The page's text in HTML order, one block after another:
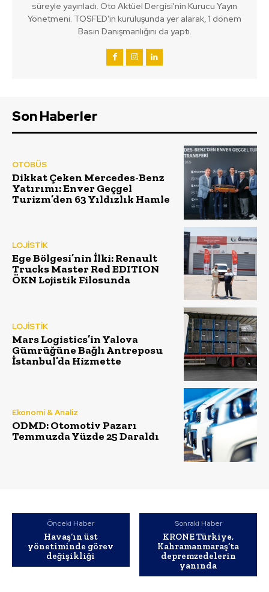
süreyle yayınladı. Oto Aktüel Dergisi'nin Kurucu Yayın
Yönetmeni. TOSFED'in kuruluşunda yer alarak, 1 dönem
Basın Danışmanlığını da yaptı.
Son Haberler
OTOBÜS
Dikkat Çeken Mercedes-Benz
Yatırımı: Enver Geçgel
Turizm’den 63 Yıldızlık Hamle
LOJİSTİK
Ege Bölgesi’nin İlki: Renault
Trucks Master Red EDITION
ÖKN Lojistik Filosunda
LOJİSTİK
Mars Logistics’in Yalova
Gümrüğüne Bağlı Antreposu
İstanbul’da Hizmette
Ekonomi & Analiz
ODMD: Otomotiv Pazarı
Temmuzda Yüzde 25 Daraldı
Önceki Haber
Havaş’ın üst
yönetiminde görev
değişikliği
Sonraki Haber
KRONE Türkiye,
Kahramanmaraş’ta
depremzedelerin
yanında